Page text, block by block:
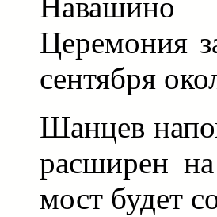
Навашино
Церемония
сентября
Шанцев
расширен
мост будет